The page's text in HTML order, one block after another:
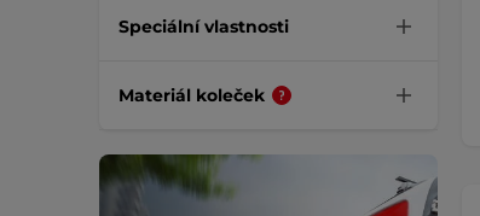
Speciální vlastnosti
Materiál koleček